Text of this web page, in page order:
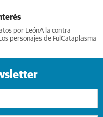
por LeónA la contra
personajes de Ful Cataplasma